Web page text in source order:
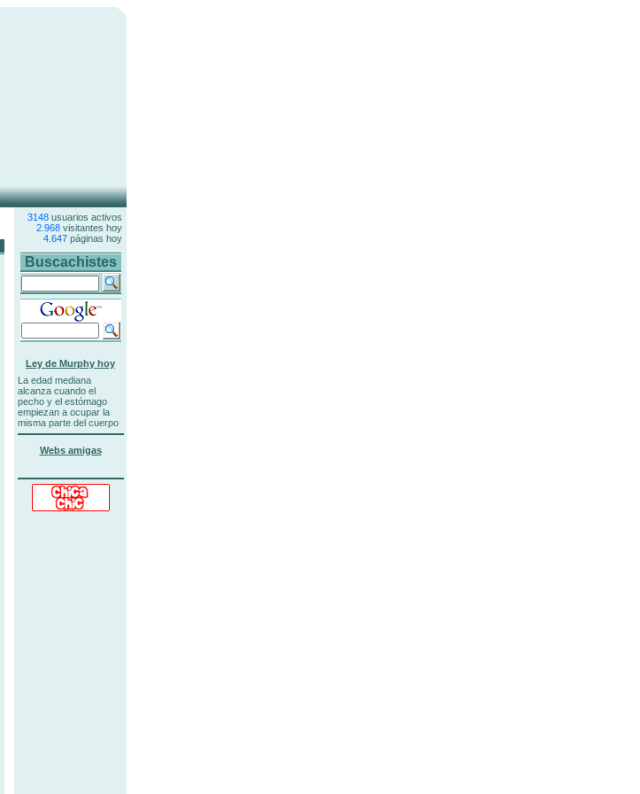
3148 usuarios activos
2.968 visitantes hoy
4.647 páginas hoy
Buscachistes
Ley de Murphy hoy
La edad mediana
alcanza cuando el
pecho y el estómago
empiezan a ocupar la
misma parte del cuerpo
Webs amigas